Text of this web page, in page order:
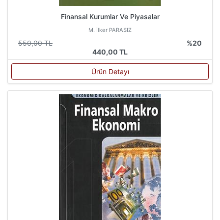
Finansal Kurumlar Ve Piyasalar
M. İlker PARASIZ
550,00 TL
%20
440,00 TL
Ürün Detayı